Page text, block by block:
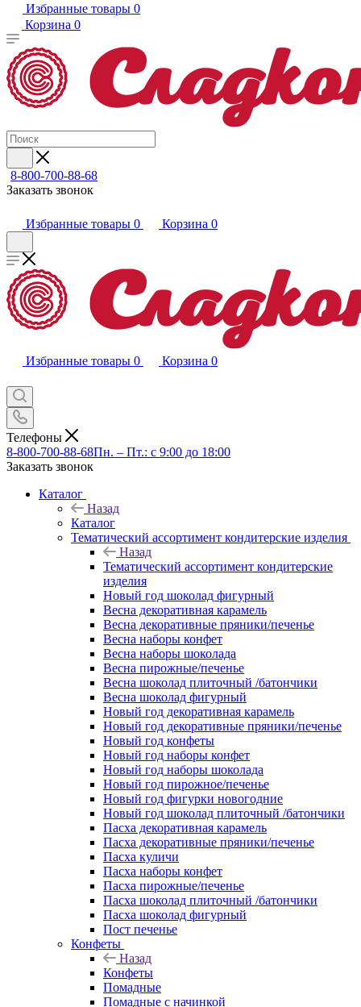
Избранные товары 0
Корзина 0
8-800-700-88-68
Заказать звонок
Избранные товары 0 Корзина 0
Избранные товары 0 Корзина 0
Телефоны
8-800-700-88-68Пн. – Пт.: с 9:00 до 18:00
Заказать звонок
Каталог
Назад
Каталог
Тематический ассортимент кондитерские изделия
Назад
Тематический ассортимент кондитерские
изделия
Новый год шоколад фигурный
Весна декоративная карамель
Весна декоративные пряники/печенье
Весна наборы конфет
Весна наборы шоколада
Весна пирожные/печенье
Весна шоколад плиточный /батончики
Весна шоколад фигурный
Новый год декоративная карамель
Новый год декоративные пряники/печенье
Новый год конфеты
Новый год наборы конфет
Новый год наборы шоколада
Новый год пирожное/печенье
Новый год фигурки новогодние
Новый год шоколад плиточный /батончики
Пасха декоративная карамель
Пасха декоративные пряники/печенье
Пасха куличи
Пасха наборы конфет
Пасха пирожные/печенье
Пасха шоколад плиточный /батончики
Пасха шоколад фигурный
Пост печенье
Конфеты
Назад
Конфеты
Помадные
Помадные с начинкой